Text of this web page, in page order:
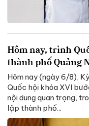
Hôm nay, trình
thành phố Quảng
Hôm nay (ngày 6/8),
Quốc hội khóa XVI
nội dung quan trọng,
lập thành phố...